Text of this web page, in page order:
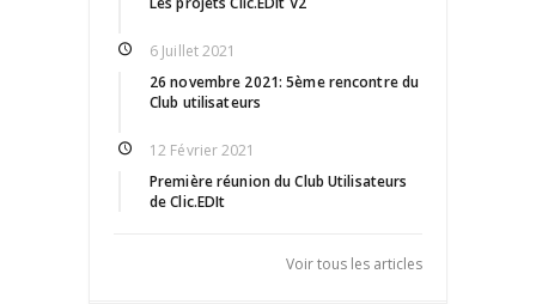
6 Juillet 2021
26 novembre 2021: 5ème rencontre du
Club utilisateurs
12 Février 2021
Première réunion du Club Utilisateurs
de Clic.EDIt
Voir tous les articles